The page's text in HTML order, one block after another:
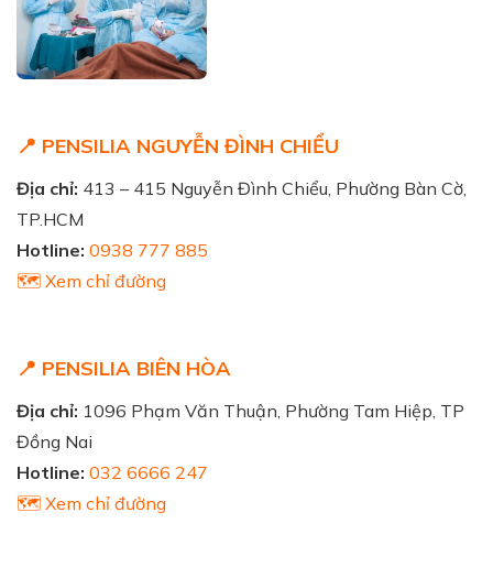
📍 PENSILIA NGUYỄN ĐÌNH CHIỂU
Địa chỉ: 413 – 415 Nguyễn Đình Chiểu, Phường Bàn Cờ,
TP.HCM
Hotline: 0938 777 885
🗺️ Xem chỉ đường
📍 PENSILIA BIÊN HÒA
Địa chỉ: 1096 Phạm Văn Thuận, Phường Tam Hiệp, TP
Đồng Nai
Hotline: 032 6666 247
🗺️ Xem chỉ đường